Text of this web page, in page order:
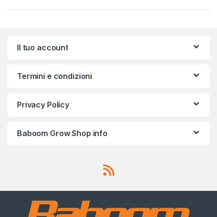
Il tuo account
Termini e condizioni
Privacy Policy
Baboom Grow Shop info